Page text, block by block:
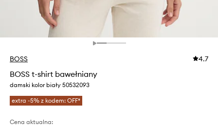
BOSS 4.7
BOSS t-shirt bawełniany
damski kolor biały 50532093
extra -5% z kodem: OFF*
Cena aktualna: